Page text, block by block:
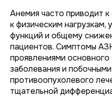
Анемия часто приводит
к физическим
функций и общему
пациентов. Симптомы
проявлениями основного
заболевания и
противоопухолевого
тщательной